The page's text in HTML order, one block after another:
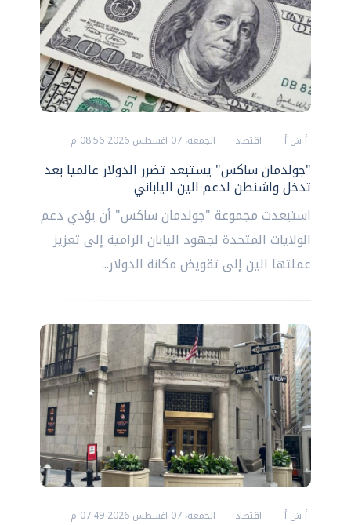
أ ش أ اقتصاد الجمعة، 07 اغسطس 2026 08:56 م
"جولدمان ساكس" يستبعد تضرر الدولار عالميا بعد
تدخل واشنطن لدعم الين الياباني
استبعدت مجموعة "جولدمان ساكس" أن يؤدي دعم
الولايات المتحدة لجهود اليابان الرامية إلى تعزيز
عملتها الين إلى تقويض مكانة الدولار...
أ ش أ اقتصاد الجمعة، 07 اغسطس 2026 07:49 م